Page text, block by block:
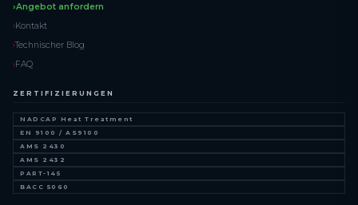
Angebot anfordern
Kontakt
Technischer Blog
FAQ
ZERTIFIZIERUNGEN
NADCAP Heat Treatment
EN 9100 / AS9100
AMS 2430
AMS 2432
PART-145
BACC 5060